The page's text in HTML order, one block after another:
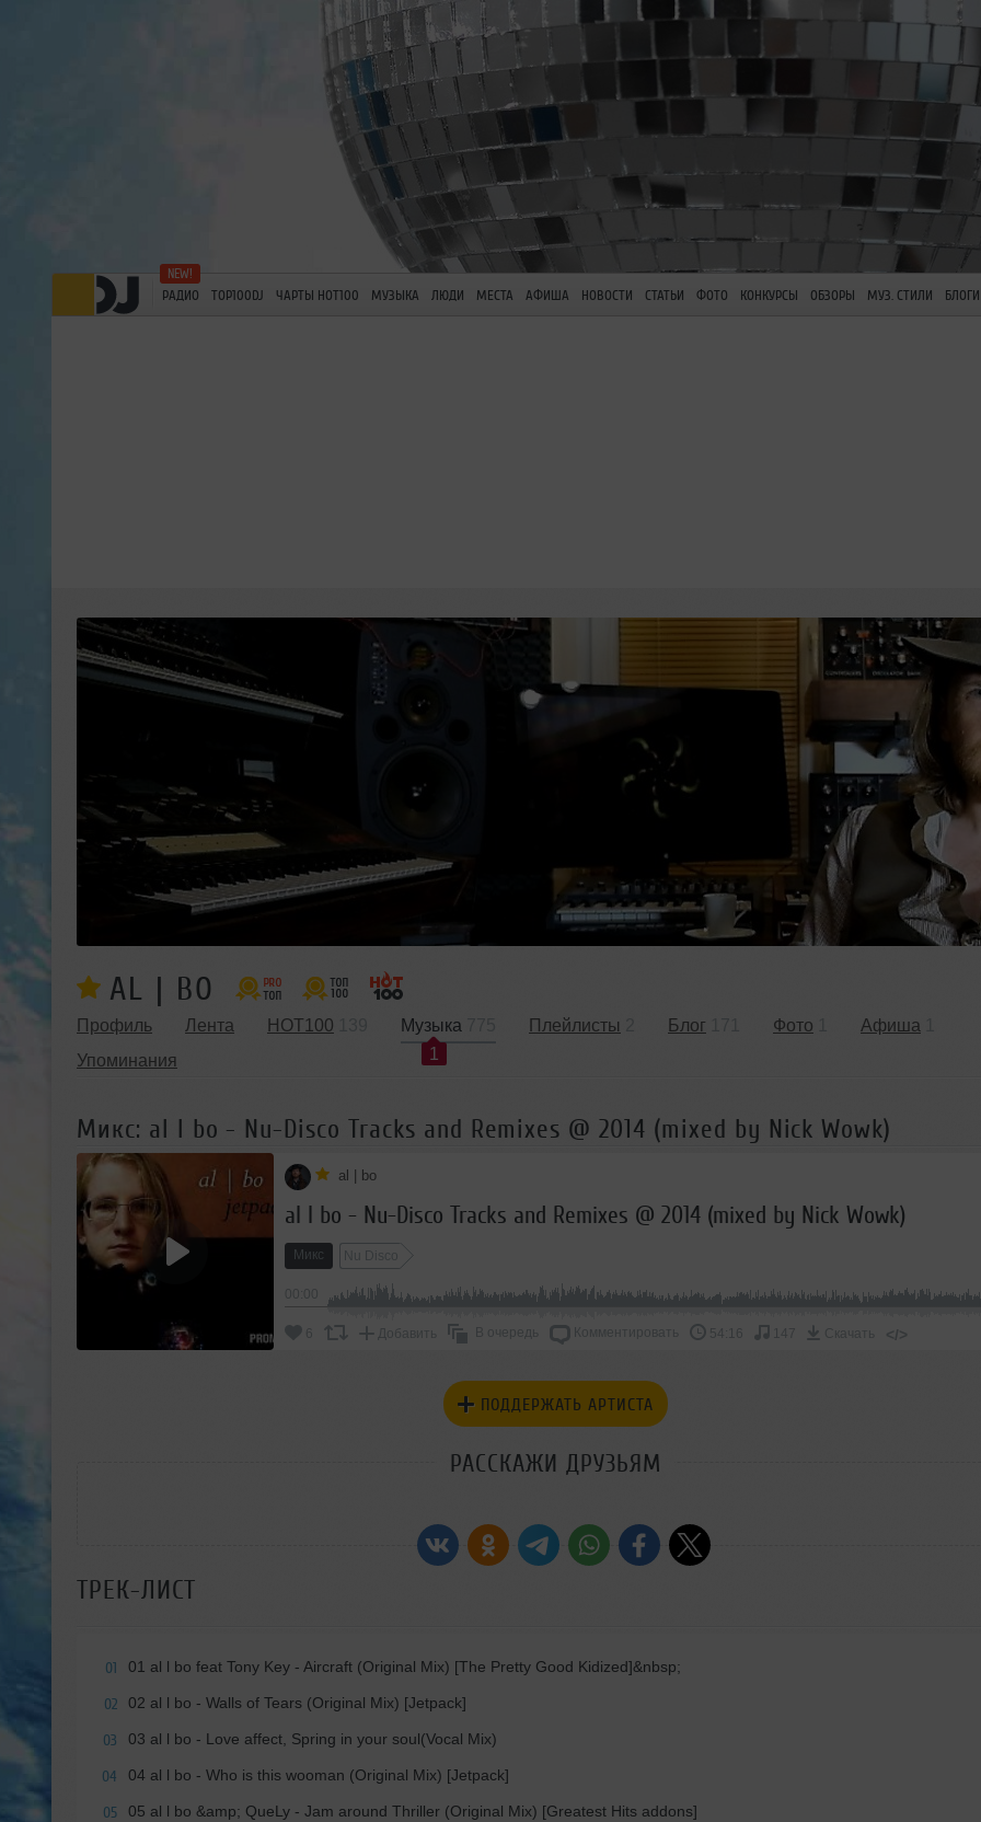
РАДИО TOP100DJ ЧАРТЫ HOT100 МУЗЫКА ЛЮДИ МЕСТА АФИША НОВОСТИ СТАТЬИ ФОТО КОНКУРСЫ ОБЗОРЫ МУЗ. СТИЛИ БЛОГИ
AL | BO
Профиль Лента HOT100
Музыка
1
Плейлисты Блог Фото Афиша
Упоминания
Микс: al l bo - Nu-Disco Tracks and Remixes @ 2014 (mixed by Nick Wowk)
al | bo
al l bo - Nu-Disco Tracks and Remixes @ 2014 (mixed by Nick Wowk)
Микс Nu Disco
6 Добавить В очередь Комментировать 54:16 147 Скачать </>
ПОДДЕРЖАТЬ АРТИСТА
РАССКАЖИ ДРУЗЬЯМ
ТРЕК-ЛИСТ
01 01 al l bo feat Tony Key - Aircraft (Original Mix) [The Pretty Good Kidized]&nbsp;
02 02 al l bo - Walls of Tears (Original Mix) [Jetpack]
03 03 al l bo - Love affect, Spring in your soul(Vocal Mix)
04 04 al l bo - Who is this wooman (Original Mix) [Jetpack]
05 05 al l bo &amp; QueLy - Jam around Thriller (Original Mix) [Greatest Hits addons]